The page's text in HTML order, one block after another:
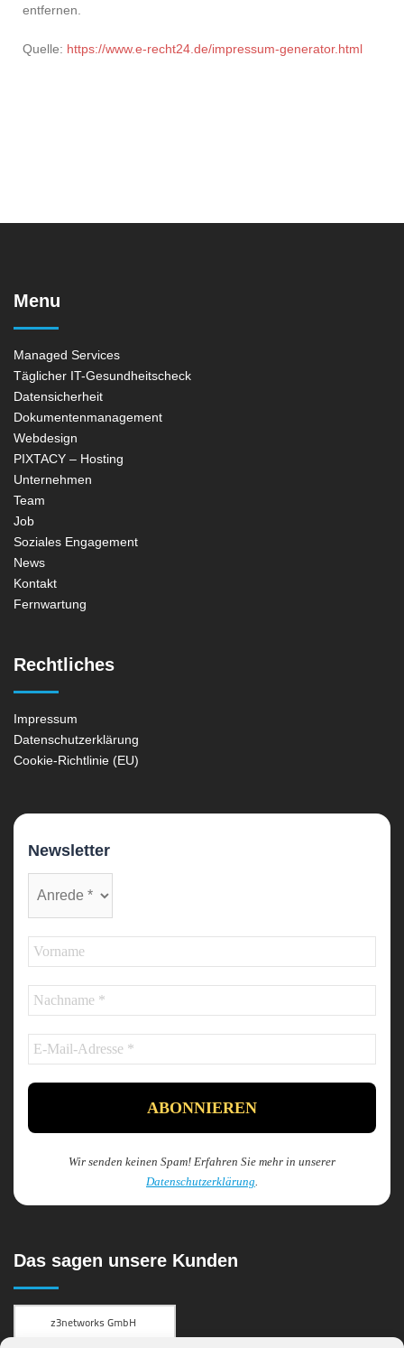
entfernen.
Quelle: https://www.e-recht24.de/impressum-generator.html
Menu
Managed Services
Täglicher IT-Gesundheitscheck
Datensicherheit
Dokumentenmanagement
Webdesign
PIXTACY – Hosting
Unternehmen
Team
Job
Soziales Engagement
News
Kontakt
Fernwartung
Rechtliches
Impressum
Datenschutzerklärung
Cookie-Richtlinie (EU)
Newsletter
Wir senden keinen Spam! Erfahren Sie mehr in unserer
Datenschutzerklärung.
Das sagen unsere Kunden
Kundenbewertungen und Erfahrungen zu